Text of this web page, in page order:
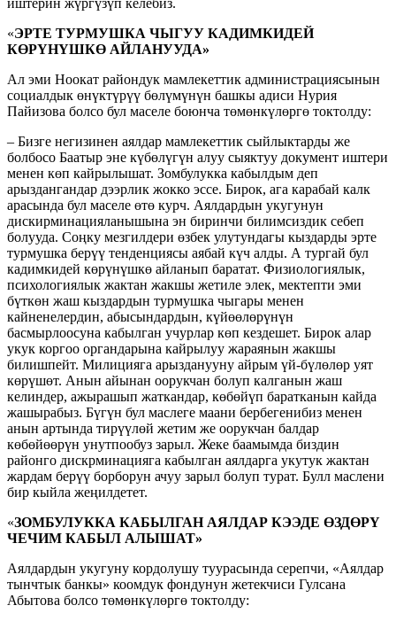
«ЭРТЕ ТУРМУШКА ЧЫГУУ КАДИМКИДЕЙ
КӨРҮНҮШКӨ АЙЛАНУУДА»
Ал эми Ноокат райондук мамлекеттик администрациясынын
социалдык өнүктүрүү бөлүмүнүн башкы адиси Нурия
Пайизова болсо бул маселе боюнча төмөнкүлөргө токтолду:
– Бизге негизинен аялдар мамлекеттик сыйлыктарды же
болбосо Баатыр эне күбөлүгүн алуу сыяктуу документ иштери
менен көп кайрылышат. Зомбулукка кабылдым деп
арыздангандар дээрлик жокко эссе. Бирок, ага карабай калк
арасында бул маселе өтө курч. Аялдардын укугунун
дискирминацияланышына эн биринчи билимсиздик себеп
болууда. Соңку мезгилдери өзбек улутундагы кыздарды эрте
турмушка берүү тенденциясы аябай күч алды. А тургай бул
кадимкидей көрүнүшкө айланып баратат. Физиологиялык,
психологиялык жактан жакшы жетиле элек, мектепти эми
бүткөн жаш кыздардын турмушка чыгары менен
кайненелердин, абысындардын, күйөөлөрүнүн
басмырлоосуна кабылган учурлар көп кездешет. Бирок алар
укук коргоо органдарына кайрылуу жараянын жакшы
билишпейт. Милицияга арызданууну айрым үй-бүлөлөр уят
көрүшөт. Анын айынан оорукчан болуп калганын жаш
келиндер, ажырашып жаткандар, көбөйүп баратканын кайда
жашырабыз. Бүгүн бул маслеге маани бербегенибиз менен
анын артында тирүүлөй жетим же оорукчан балдар
көбөйөөрүн унутпообуз зарыл. Жеке баамымда биздин
районго дискрминацияга кабылган аялдарга укутук жактан
жардам берүү борборун ачуу зарыл болуп турат. Булл маслени
бир кыйла жеңилдетет.
«ЗОМБУЛУККА КАБЫЛГАН АЯЛДАР КЭЭДЕ ӨЗДӨРҮ
ЧЕЧИМ КАБЫЛ АЛЫШАТ»
Аялдардын укугуну кордолушу туурасында серепчи, «Аялдар
тынчтык банкы» коомдук фондунун жетекчиси Гулсана
Абытова болсо төмөнкүлөргө токтолду: